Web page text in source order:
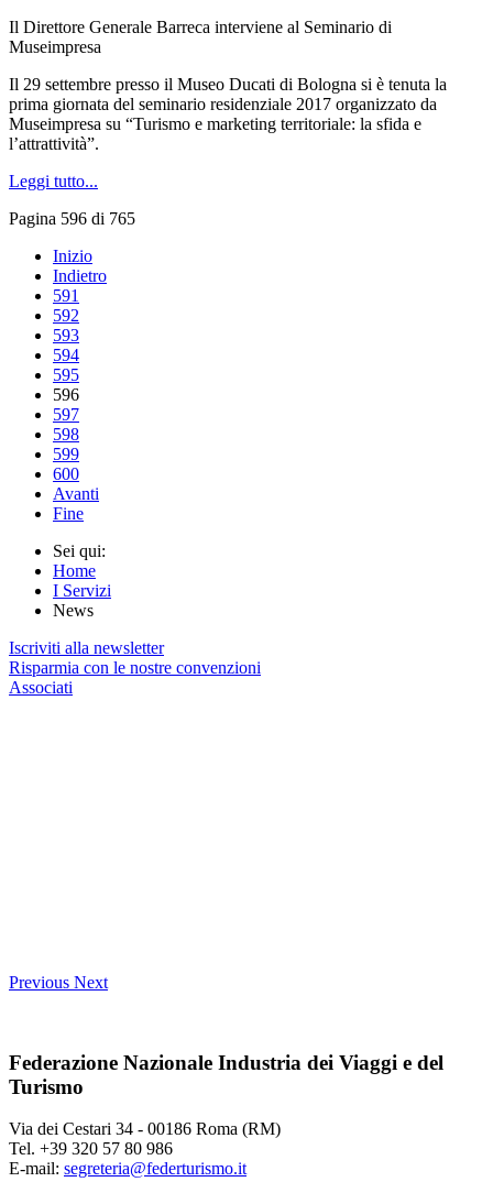
Il Direttore Generale Barreca interviene al Seminario di
Museimpresa
Il 29 settembre presso il Museo Ducati di Bologna si è tenuta la
prima giornata del seminario residenziale 2017 organizzato da
Museimpresa su “Turismo e marketing territoriale: la sfida e
l’attrattività”.
Leggi tutto...
Pagina 596 di 765
Inizio
Indietro
591
592
593
594
595
596
597
598
599
600
Avanti
Fine
Sei qui:
Home
I Servizi
News
Iscriviti alla newsletter
Risparmia con le nostre convenzioni
Associati
Previous Next
Federazione Nazionale Industria dei Viaggi e del
Turismo
Via dei Cestari 34 - 00186 Roma (RM)
Tel. +39 320 57 80 986
E-mail: segreteria@federturismo.it